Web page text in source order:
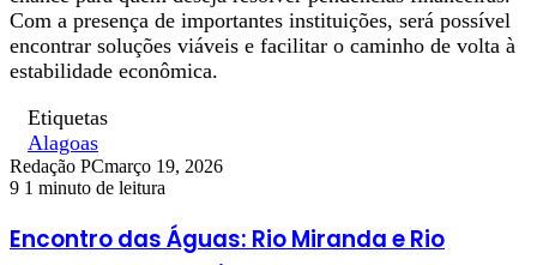
Com a presença de importantes instituições, será possível
encontrar soluções viáveis e facilitar o caminho de volta à
estabilidade econômica.
Etiquetas
Alagoas
Redação PCmarço 19, 2026
9 1 minuto de leitura
Encontro das Águas: Rio Miranda e Rio